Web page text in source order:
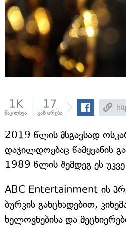
1K
წაკითხვა
17
გაზიარება
2019 წლის მსგავსად
დაჯილდოებაც წამყვანის
1989 წლის შემდეგ ეს უკვე
ABC Entertainment-ის
ბურკის განცხადებით,
ხელოვნებისა და